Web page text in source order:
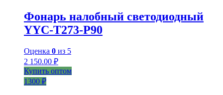
Фонарь налобный светодиодный
YYC-T273-P90
Оценка 0 из 5
2 150.00 ₽
Купить оптом
1300 ₽